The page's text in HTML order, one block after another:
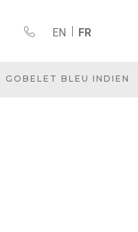
EN FR
GOBELET BLEU INDIEN